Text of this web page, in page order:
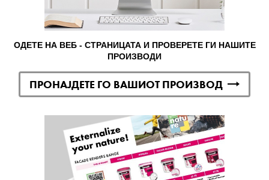
ОДЕТЕ НА ВЕБ - СТРАНИЦАТА И ПРОВЕРЕТЕ ГИ НАШИТЕ
ПРОИЗВОДИ
ПРОНАЈДЕТЕ ГО ВАШИОТ ПРОИЗВОД